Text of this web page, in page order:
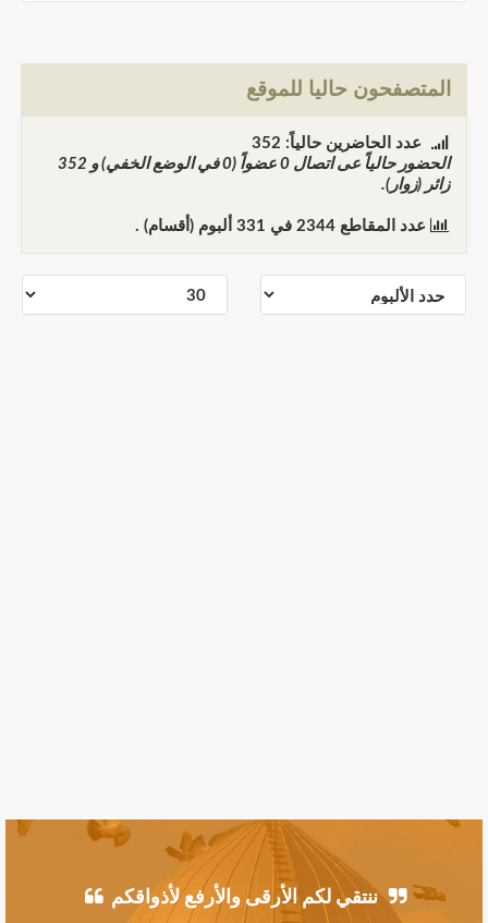
المتصفحون حاليا للموقع
عدد الحاضرين حالياً: 352
الحضور حالياً عى اتصال 0 عضواً (0 في الوضع الخفي) و
352
زائر (زوار).
عدد المقاطع2344 في 331 ألبوم (أقسام) .
ننتقي لكم الأرقى والأرفع لأذواقكم